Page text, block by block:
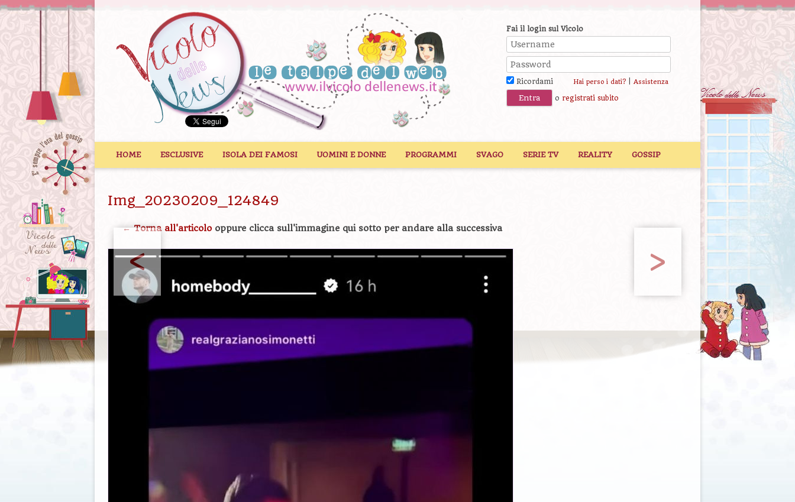
Fai il login sul Vicolo
Ricordami Hai perso i dati?| Assistenza
o registrati subito
HOME ESCLUSIVE ISOLA DEI FAMOSI UOMINI E DONNE PROGRAMMI SVAGO SERIE TV REALITY GOSSIP
Img_20230209_124849
← Torna all'articolo oppure clicca sull'immagine qui sotto per andare alla successiva
< >